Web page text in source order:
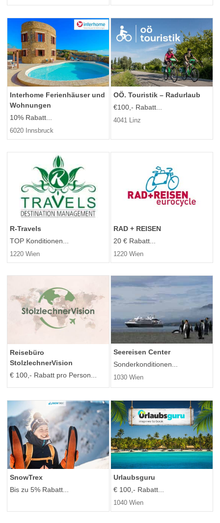
Interhome Ferienhäuser und
Wohnungen
10% Rabatt...
6020 Innsbruck
OÖ. Touristik – Radurlaub
€100,- Rabatt...
4041 Linz
R-Travels
TOP Konditionen...
1220 Wien
RAD + REISEN
20 € Rabatt...
1220 Wien
Reisebüro
StolzlechnerVision
€ 100,- Rabatt pro Person...
Seereisen Center
Sonderkonditionen...
1030 Wien
SnowTrex
Bis zu 5% Rabatt...
Urlaubsguru
€ 100,- Rabatt...
1040 Wien